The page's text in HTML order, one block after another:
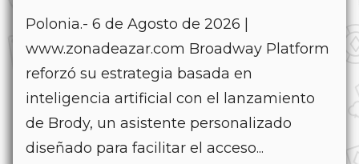
Polonia.- 6 de Agosto de 2026 |
www.zonadeazar.com Broadway Platform
reforzó su estrategia basada en
inteligencia artificial con el lanzamiento
de Brody, un asistente personalizado
diseñado para facilitar el acceso...